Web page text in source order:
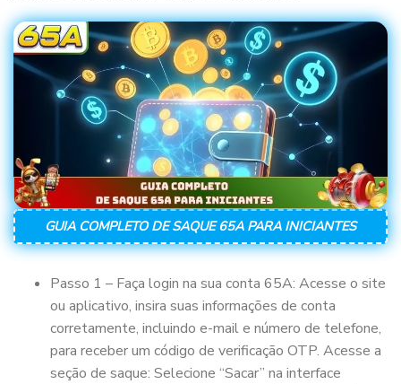
GUIA COMPLETO DE SAQUE 65A PARA INICIANTES
Passo 1 – Faça login na sua conta 65A: Acesse o site
ou aplicativo, insira suas informações de conta
corretamente, incluindo e-mail e número de telefone,
para receber um código de verificação OTP. Acesse a
seção de saque: Selecione “Sacar” na interface